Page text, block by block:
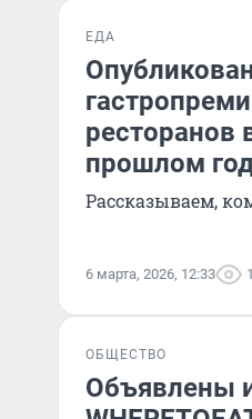
ЕДА
ресторанов
прошлом
Рассказываем,
6 марта, 2026, 12:33
ОБЩЕСТВО
Объявлены